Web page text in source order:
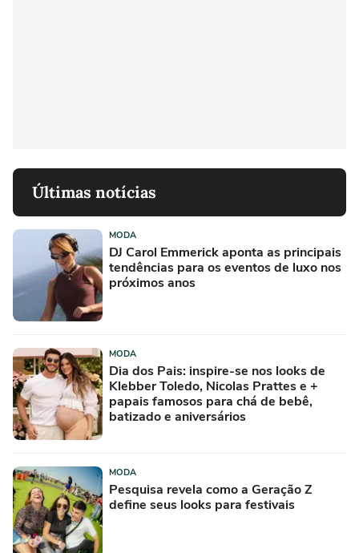
Últimas notícias
MODA
DJ Carol Emmerick aponta as principais
tendências para os eventos de luxo nos
próximos anos
MODA
Dia dos Pais: inspire-se nos looks de
Klebber Toledo, Nicolas Prattes e +
papais famosos para chá de bebê,
batizado e aniversários
MODA
Pesquisa revela como a Geração Z
define seus looks para festivais